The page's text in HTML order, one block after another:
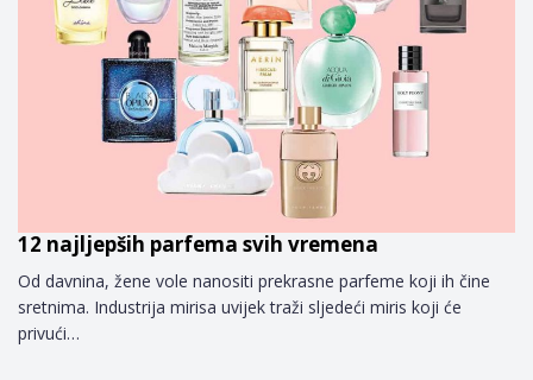
12 najljepših parfema svih vremena
Od davnina, žene vole nanositi prekrasne parfeme koji ih čine
sretnima. Industrija mirisa uvijek traži sljedeći miris koji će
privući…